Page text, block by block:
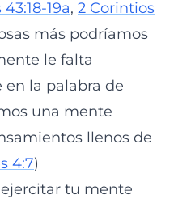
43:18-19a, 2 Corintios
más podríamos
le falta
en la palabra de
una mente
llenos de
4:7)
tu mente